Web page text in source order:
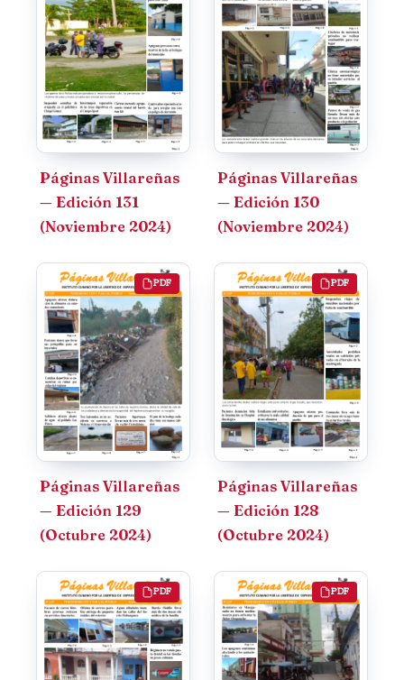
Páginas Villareñas
— Edición 131
(Noviembre 2024)
Páginas Villareñas
— Edición 130
(Noviembre 2024)
PDF
Páginas Villareñas
— Edición 129
(Octubre 2024)
PDF
Páginas Villareñas
— Edición 128
(Octubre 2024)
PDF PDF